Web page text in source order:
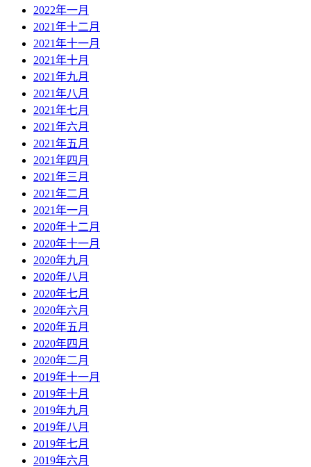
2022年一月
2021年十二月
2021年十一月
2021年十月
2021年九月
2021年八月
2021年七月
2021年六月
2021年五月
2021年四月
2021年三月
2021年二月
2021年一月
2020年十二月
2020年十一月
2020年九月
2020年八月
2020年七月
2020年六月
2020年五月
2020年四月
2020年二月
2019年十一月
2019年十月
2019年九月
2019年八月
2019年七月
2019年六月